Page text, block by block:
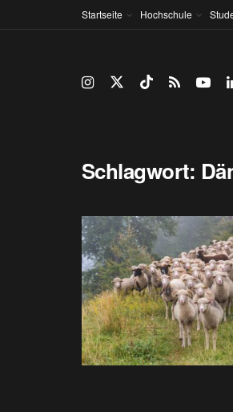
Startseite Hochschule
Schlagwort: